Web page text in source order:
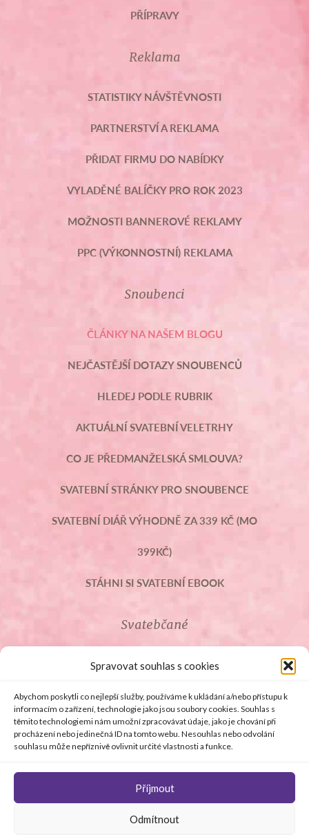
Spravovat souhlas s cookies
Abychom poskytli co nejlepší služby, používáme k ukládání a/nebo přístupu k
informacím o zařízení, technologie jako jsou soubory cookies. Souhlas s
těmito technologiemi nám umožní zpracovávat údaje, jako je chování při
procházení nebo jedinečná ID na tomto webu. Nesouhlas nebo odvolání
souhlasu může nepříznivě ovlivnit určité vlastnosti a funkce.
Příjmout
Odmítnout
PŘÍPRAVY
Reklama
STATISTIKY NÁVŠTĚVNOSTI
PARTNERSTVÍ A REKLAMA
PŘIDAT FIRMU DO NABÍDKY
VYLADĚNÉ BALÍČKY PRO ROK 2023
MOŽNOSTI BANNEROVÉ REKLAMY
PPC (VÝKONNOSTNÍ) REKLAMA
Snoubenci
ČLÁNKY NA NAŠEM BLOGU
NEJČASTĚJŠÍ DOTAZY SNOUBENCŮ
HLEDEJ PODLE RUBRIK
AKTUÁLNÍ SVATEBNÍ VELETRHY
CO JE PŘEDMANŽELSKÁ SMLOUVA?
SVATEBNÍ STRÁNKY PRO SNOUBENCE
SVATEBNÍ DIÁŘ VÝHODNĚ ZA 339 KČ (MO
399KČ)
STÁHNI SI SVATEBNÍ EBOOK
Svatebčané
ROZCESTNÍK PRO SVATEBČANY
SVATEBNÍ PROSLOVY
SVATEBNÍ DARY
© Copyright 2008 - 2026 svetsvateb.cz a dodavatelé obsahu
Všechna práva vyhrazena